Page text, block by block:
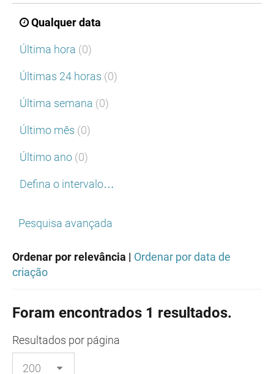
Qualquer data
Última hora (0)
Últimas 24 horas (0)
Última semana (0)
Último mês (0)
Último ano (0)
Defina o intervalo…
Pesquisa avançada
Ordenar por relevância | Ordenar por data de
criação
Foram encontrados 1 resultados.
Resultados por página